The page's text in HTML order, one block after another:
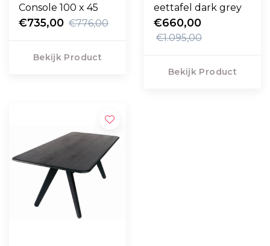
Console 100 x 45
€735,00 €776,00
Bekijk Product
eettafel dark grey
€660,00
€1.095,00
Bekijk Product